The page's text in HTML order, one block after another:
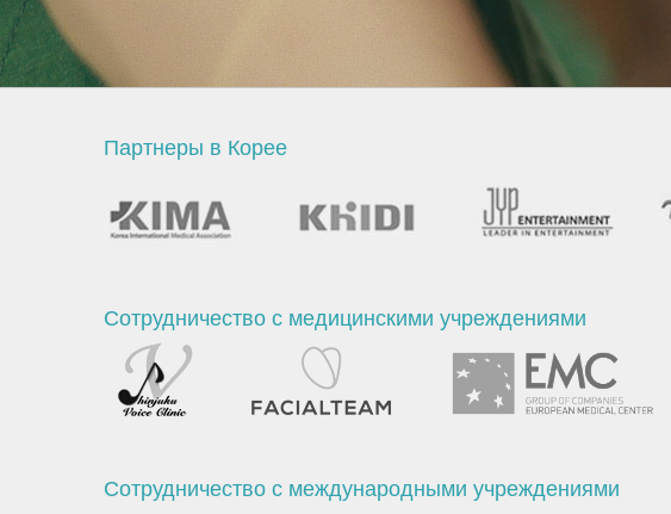
Партнеры в Корее
Сотрудничество с медицинскими учреждениями
Сотрудничество с международными учреждениями